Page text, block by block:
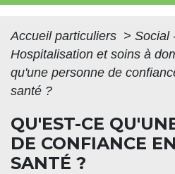
Accueil particuliers > Social
Hospitalisation et soins à
qu'une personne de
santé ?
QU'EST-CE
DE CONFIANCE
SANTÉ ?